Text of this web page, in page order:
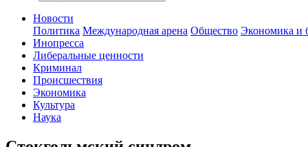
Новости
Политика Международная арена Общество Экономика и
Инопресса
Либеральные ценности
Криминал
Происшествия
Экономика
Культура
Наука